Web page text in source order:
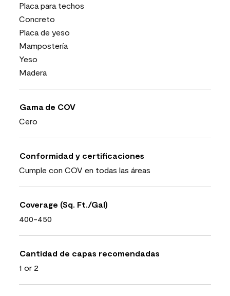
Placa para techos
Concreto
Placa de yeso
Mampostería
Yeso
Madera
Gama de COV
Cero
Conformidad y certificaciones
Cumple con COV en todas las áreas
Coverage (Sq. Ft./Gal)
400-450
Cantidad de capas recomendadas
1 or 2